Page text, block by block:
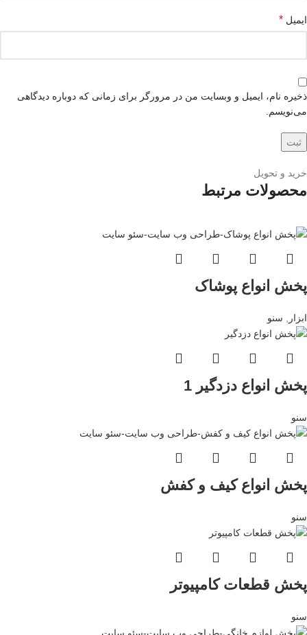
ایمیل *
ذخیره نام، ایمیل و وبسایت من در مرورگر برای زمانی که دوباره دیدگاهی
می‌نویسم.
خرید و تحویل
محصولات مرتبط
پخش انواع پوشاک
ابزار سنو
پخش انواع دزدگیر 1
سنو
پخش انواع کیف و کفش
سنو
پخش قطعات کامپیوتر
سنو